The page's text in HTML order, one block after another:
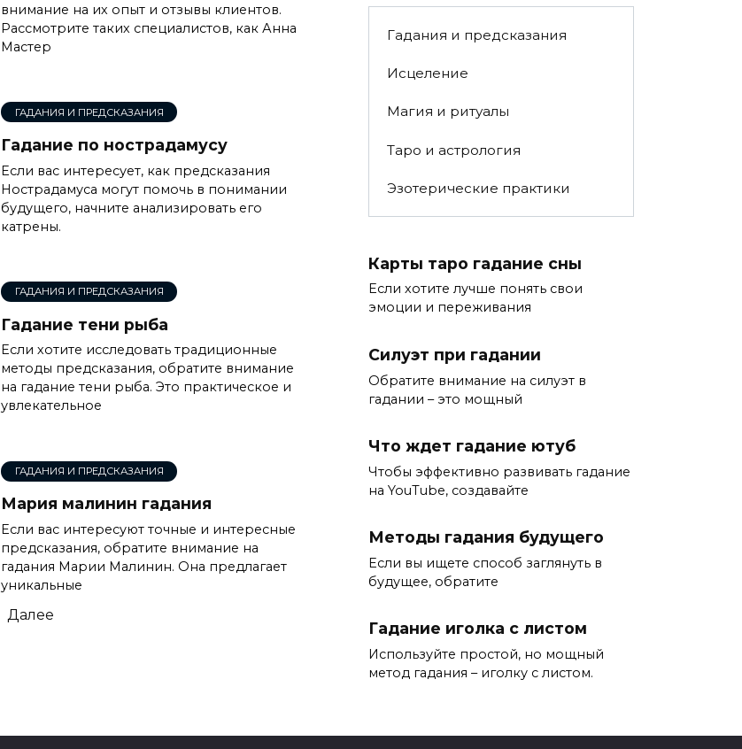
внимание на их опыт и отзывы клиентов.
Рассмотрите таких специалистов, как Анна
Мастер
ГАДАНИЯ И ПРЕДСКАЗАНИЯ
Гадание по нострадамусу
Если вас интересует, как предсказания
Нострадамуса могут помочь в понимании
будущего, начните анализировать его
катрены.
ГАДАНИЯ И ПРЕДСКАЗАНИЯ
Гадание тени рыба
Если хотите исследовать традиционные
методы предсказания, обратите внимание
на гадание тени рыба. Это практическое и
увлекательное
ГАДАНИЯ И ПРЕДСКАЗАНИЯ
Мария малинин гадания
Если вас интересуют точные и интересные
предсказания, обратите внимание на
гадания Марии Малинин. Она предлагает
уникальные
Далее
Гадания и предсказания
Исцеление
Магия и ритуалы
Таро и астрология
Эзотерические практики
Карты таро гадание сны
Если хотите лучше понять свои
эмоции и переживания
Силуэт при гадании
Обратите внимание на силуэт в
гадании – это мощный
Что ждет гадание ютуб
Чтобы эффективно развивать гадание
на YouTube, создавайте
Методы гадания будущего
Если вы ищете способ заглянуть в
будущее, обратите
Гадание иголка с листом
Используйте простой, но мощный
метод гадания – иголку с листом.